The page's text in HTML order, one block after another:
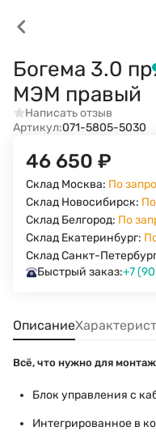
Богема 3.0
МЭМ правый
Написать отзыв
Артикул:071-5805-5030
46 650 ₽
Склад Москва: По
Склад Новосибирск:
Склад Белгород: По
Склад Екатеринбург:
Склад Санкт-
Быстрый заказ:+7
Описание
Всё, что нужно для
Блок управления с
Интегрированное в